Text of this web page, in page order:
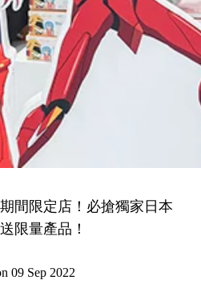
間限定店！必搶獨家日本
限量產品！
09 Sep 2022